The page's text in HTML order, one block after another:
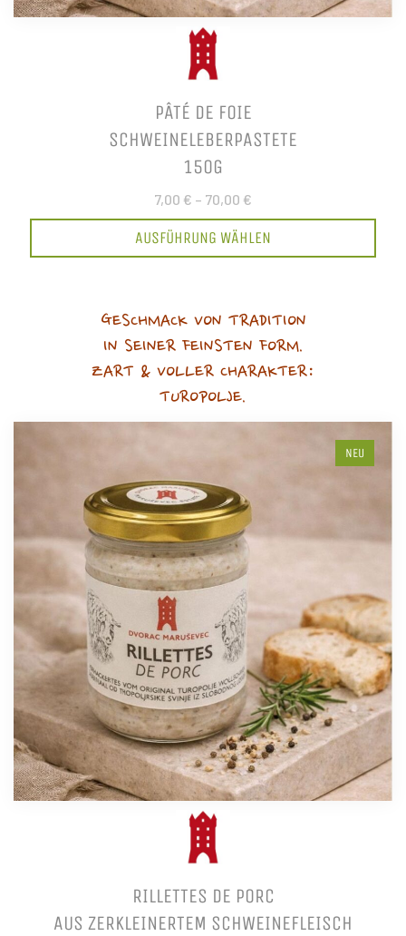
PÂTÉ DE FOIE
SCHWEINELEBERPASTETE
150G
7,00 € – 70,00 €
AUSFÜHRUNG WÄHLEN
GESCHMACK VON TRADITION
IN SEINER FEINSTEN FORM.
ZART & VOLLER CHARAKTER:
TUROPOLJE.
NEU
RILLETTES DE PORC
AUS ZERKLEINERTEM SCHWEINEFLEISCH